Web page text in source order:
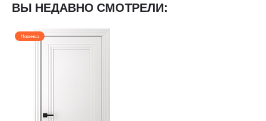
ВЫ НЕДАВНО СМОТРЕЛИ:
Новинка